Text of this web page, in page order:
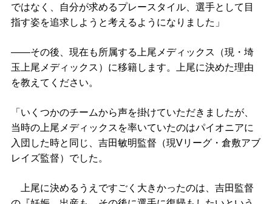
ではなく、自分が求めるプレースタイル、選手として目
指す姿を追求しようと考えるようになりました」
――その後、現在も所属する上尾メディックス（現・埼
玉上尾メディックス）に移籍します。上尾に決めた理由
を教えてください。
「いくつかのチームから声を掛けていただきましたが、
当時の上尾メディックスを率いていたのはパイオニアに
入団した時と同じ、吉田敏明監督（現Vリーグ・倉敷アブ
レイズ監督）でした。
上尾に決めるうえですごく大きかったのは、吉田監督